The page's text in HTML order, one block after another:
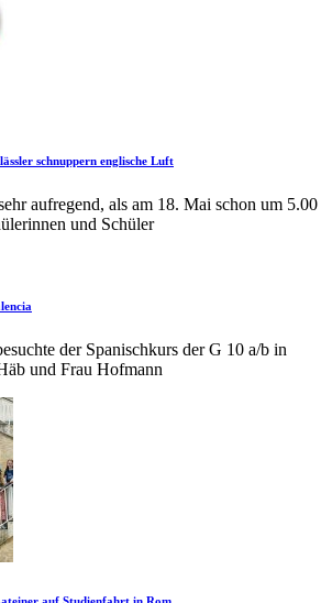
schnuppern englische Luft
aufregend, als am 18. Mai schon um 5.00
und Schüler
der Spanischkurs der G 10 a/b in
und Frau Hofmann